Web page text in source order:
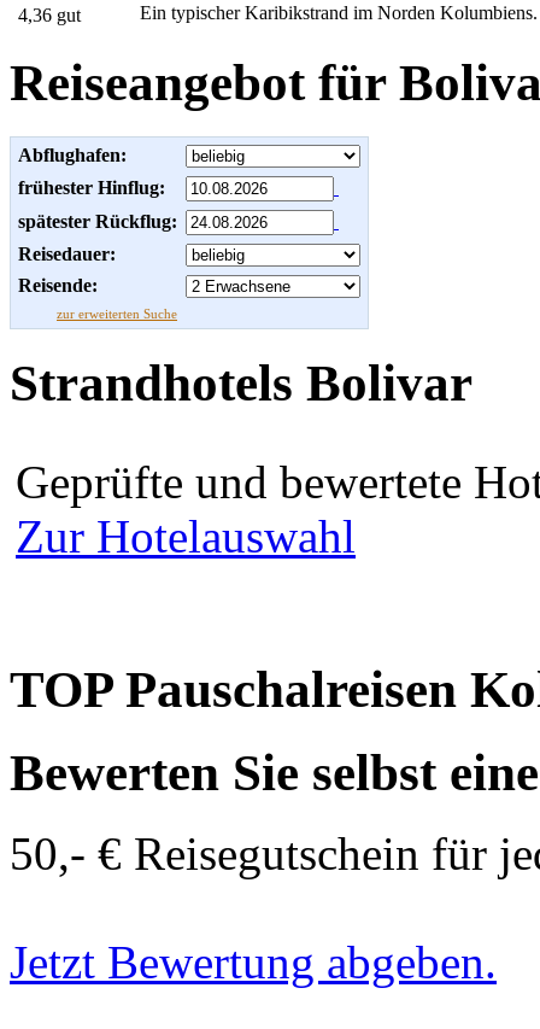
Ein typischer Karibikstrand im Norden
4,36 gut
Reiseangebot für
Abflughafen:
frühester Hinflug:
spätester Rückflug:
Reisedauer:
Reisende:
zur erweiterten Suche
Strandhotels Bolivar
Geprüfte und bewertete
Zur Hotelauswahl
TOP Pauschalreisen
Bewerten Sie selbst
50,- € Reisegutschein für
Jetzt Bewertung abgeben.